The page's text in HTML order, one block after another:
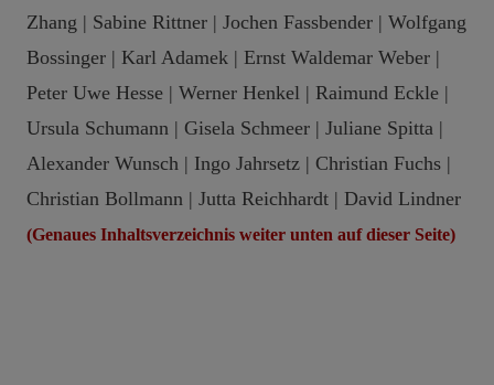
Zhang | Sabine Rittner | Jochen Fassbender | Wolfgang
Bossinger | Karl Adamek | Ernst Waldemar Weber |
Peter Uwe Hesse | Werner Henkel | Raimund Eckle |
Ursula Schumann | Gisela Schmeer | Juliane Spitta |
Alexander Wunsch | Ingo Jahrsetz | Christian Fuchs |
Christian Bollmann | Jutta Reichhardt | David Lindner
(Genaues Inhaltsverzeichnis weiter unten auf dieser Seite)